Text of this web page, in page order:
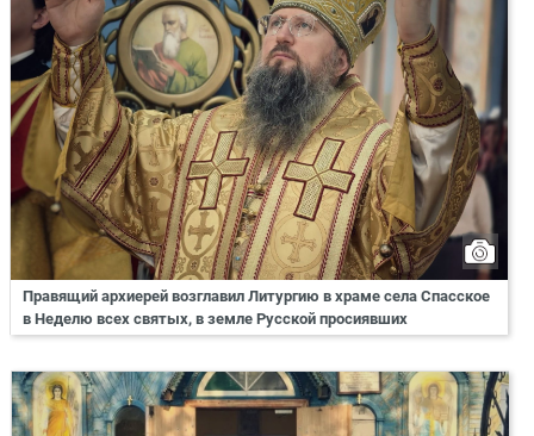
Правящий архиерей возглавил Литургию в храме села Спасское
в Неделю всех святых, в земле Русской просиявших